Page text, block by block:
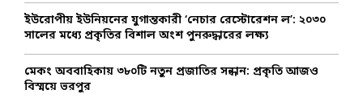
ইউরোপীয় ইউনিয়নের যুগান্তকারী ‘নেচার রেস্টোরেশন ল’: ২০৩০
সালের মধ্যে প্রকৃতির বিশাল অংশ পুনরুদ্ধারের লক্ষ্য
মেকং অববাহিকায় ৩৮০টি নতুন প্রজাতির সন্ধান: প্রকৃতি আজও
বিস্ময়ে ভরপুর